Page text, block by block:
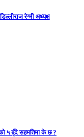
रेग्मी अध्यक्ष
५ बुँदे सहमतिमा के छ ?